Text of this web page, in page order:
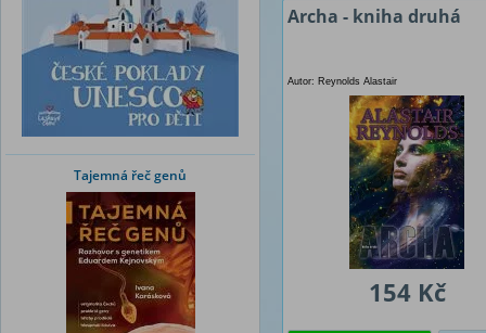
Tajemná řeč genů
Archa - kniha druhá
Autor: Reynolds Alastair
154 Kč